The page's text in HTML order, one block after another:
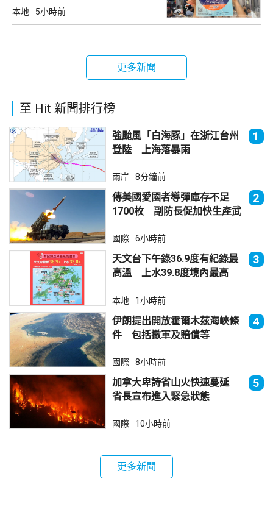
本地 5小時前
更多新聞
至 Hit 新聞排行榜
強颱風「白海豚」在浙江台州
登陸 上海落暴雨
1
兩岸 8分鐘前
傳美國愛國者導彈庫存不足
1700枚 副防長促加快生產武
2
國際 6小時前
天文台下午錄36.9度有紀錄最
高溫 上水39.8度境內最高
3
本地 1小時前
伊朗提出開放霍爾木茲海峽條
件 包括撤軍及賠償等
4
國際 8小時前
加拿大卑詩省山火快速蔓延
省長宣布進入緊急狀態
5
國際 10小時前
更多新聞